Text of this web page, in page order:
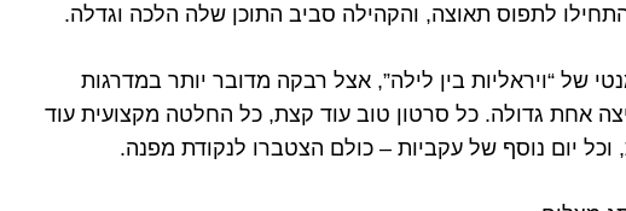
לתפוס תאוצה, והקהילה סביב התוכן שלה הלכה וגדלה.
של “ויראליות בין לילה”, אצל רבקה מדובר יותר במדרגות
אחת גדולה. כל סרטון טוב עוד קצת, כל החלטה מקצועית עוד
יום נוסף של עקביות – כולם הצטברו לנקודת מפנה.